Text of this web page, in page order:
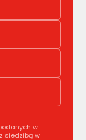
w
siedzibą w